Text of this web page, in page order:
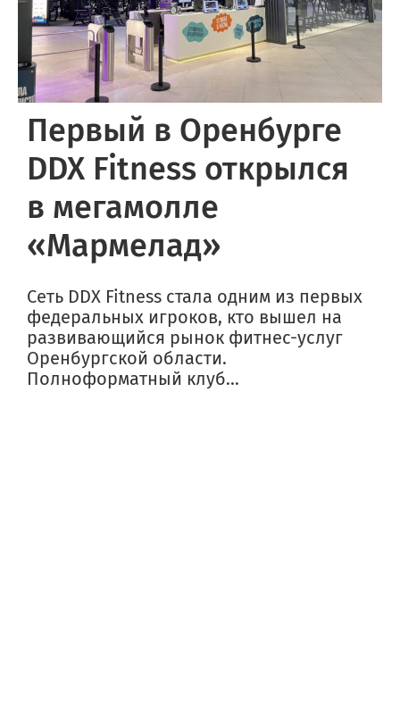
Первый в Оренбурге
DDX Fitness открылся
в мегамолле
«Мармелад»
Сеть DDX Fitness стала одним из первых
федеральных игроков, кто вышел на
развивающийся рынок фитнес-услуг
Оренбургской области.
Полноформатный клуб...